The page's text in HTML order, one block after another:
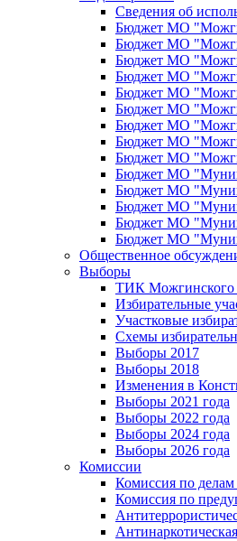
Сведения об
Бюджет МО
Бюджет МО
Бюджет МО
Бюджет МО
Бюджет МО
Бюджет МО
Бюджет МО
Бюджет МО
Бюджет МО
Бюджет МО
Бюджет МО
Бюджет МО
Бюджет МО
Бюджет МО
Общественное
Выборы
ТИК Можгинского
Избирательные
Участковые
Схемы
Выборы 2017
Выборы 2018
Изменения в
Выборы 2021 года
Выборы 2022 года
Выборы 2024 года
Выборы 2026 года
Комиссии
Комиссия по
Комиссия по